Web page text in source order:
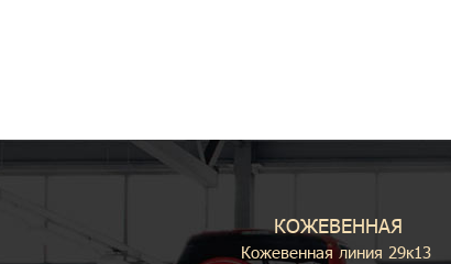
КОЖЕВЕННАЯ
Кожевенная линия 29к13